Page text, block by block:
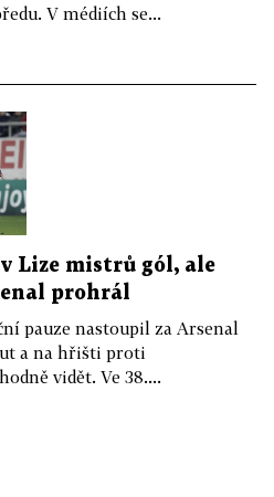
V médiích se...
Lize mistrů gól, ale
prohrál
pauze nastoupil za Arsenal
a na hřišti proti
vidět. Ve 38....